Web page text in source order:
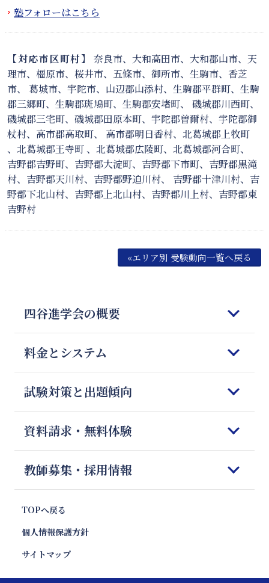
塾フォローはこちら
【対応市区町村】
奈良市、大和高田市、大和郡山市、天
理市、橿原市、桜井市、五條市、御所市、生駒市、香芝
市、 葛城市、宇陀市、山辺郡山添村、生駒郡平群町、生駒
郡三郷町、生駒郡斑鳩町、生駒郡安堵町、 磯城郡川西町、
磯城郡三宅町、磯城郡田原本町、宇陀郡曽爾村、宇陀郡御
杖村、高市郡高取町、 高市郡明日香村、北葛城郡上牧町
、北葛城郡王寺町 、北葛城郡広陵町、北葛城郡河合町、
吉野郡吉野町、吉野郡大淀町、吉野郡下市町、吉野郡黒滝
村、吉野郡天川村、吉野郡野迫川村、 吉野郡十津川村、吉
野郡下北山村、吉野郡上北山村、吉野郡川上村、吉野郡東
吉野村
«エリア別 受験動向一覧へ戻る
四谷進学会の概要
四谷進学会の理念
教師の質とマッチング
Q＆A
会社概要
お便り紹介
プロ家庭教師のご紹介
料金とシステム
オンライン授業
授業開始までの流れ
報道・News
キャンペーン・特別優待割引
親向け講座 やる気エンジン
試験対策と出題傾向
模試対策
注目校インタビュー
教材情報
エリア別受験動向
いま話題の教育ワード
資料請求・無料体験
お問合せ
教師募集・採用情報
プロ家庭教師 応募フォーム
TOPへ戻る
個人情報保護方針
サイトマップ